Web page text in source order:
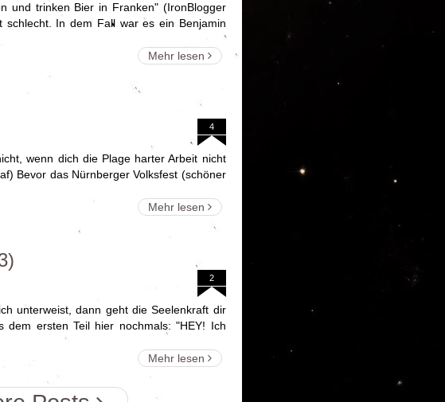
und trinken Bier in Franken" (IronBlogger
schlecht. In dem Fall war es ein Benjamin
Mehr lesen
4
wenn dich die Plage harter Arbeit nicht
Bevor das Nürnberger Volksfest (schöner
Mehr lesen
2
unterweist, dann geht die Seelenkraft dir
dem ersten Teil hier nochmals: "HEY! Ich
Mehr lesen